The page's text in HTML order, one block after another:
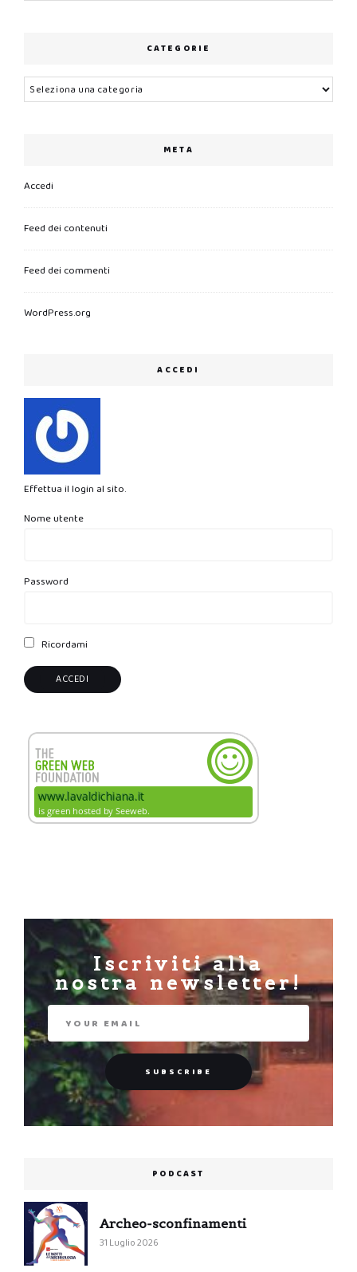
CATEGORIE
Categorie
META
Accedi
Feed dei contenuti
Feed dei commenti
WordPress.org
ACCEDI
Effettua il login al sito.
Nome utente
Password
Ricordami
Iscriviti alla
nostra newsletter!
PODCAST
Archeo-sconfinamenti
31 Luglio 2026